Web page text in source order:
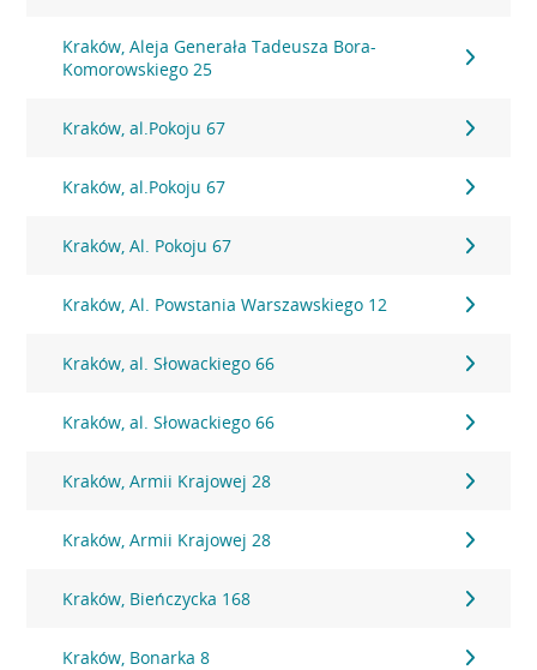
Kraków, Aleja Generała Tadeusza Bora-
Komorowskiego 25
Kraków, al.Pokoju 67
Kraków, al.Pokoju 67
Kraków, Al. Pokoju 67
Kraków, Al. Powstania Warszawskiego 12
Kraków, al. Słowackiego 66
Kraków, al. Słowackiego 66
Kraków, Armii Krajowej 28
Kraków, Armii Krajowej 28
Kraków, Bieńczycka 168
Kraków, Bonarka 8